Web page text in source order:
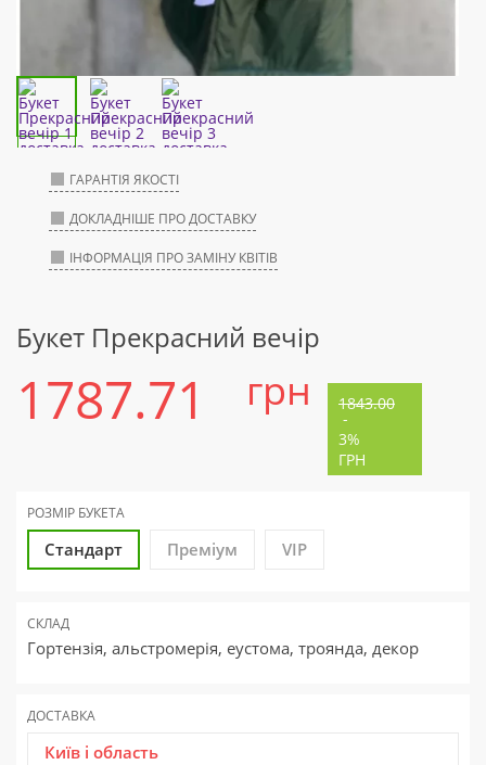
ГАРАНТІЯ ЯКОСТІ
ДОКЛАДНІШЕ ПРО ДОСТАВКУ
ІНФОРМАЦІЯ ПРО ЗАМІНУ КВІТІВ
Букет Прекрасний вечір
1787.71 грн 1843.00
-
3%
ГРН
РОЗМІР БУКЕТА
Стандарт Преміум VIP
СКЛАД
Гортензія, альстромерія, еустома, троянда, декор
ДОСТАВКА
Київ і область